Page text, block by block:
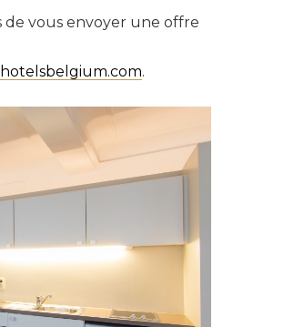
de vous envoyer une offre
.